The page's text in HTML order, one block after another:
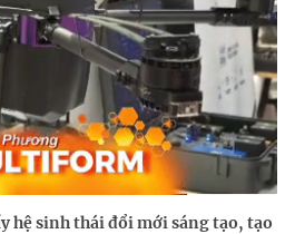
hệ sinh thái đổi mới sáng tạo, tạo